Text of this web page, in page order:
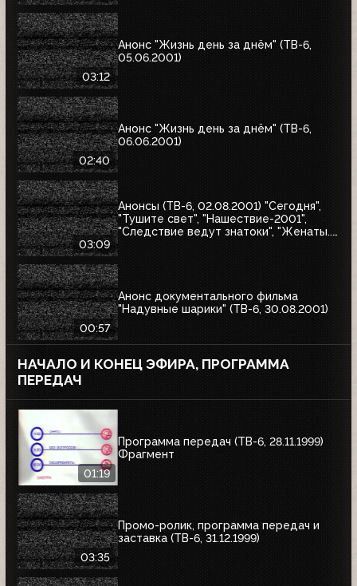
03:12
Анонс "Жизнь день за днём" (ТВ-6,
05.06.2001)
02:40
Анонс "Жизнь день за днём" (ТВ-6,
06.06.2001)
03:09
Анонсы (ТВ-6, 02.08.2001) "Сегодня",
"Тушите свет", "Нашествие-2001",
"Следствие ведут знатоки", "Женаты...
00:57
Анонс документального фильма
"Надувные шарики" (ТВ-6, 30.08.2001)
НАЧАЛО И КОНЕЦ ЭФИРА, ПРОГРАММА
ПЕРЕДАЧ
01:19
Программа передач (ТВ-6, 28.11.1999)
Фрагмент
03:35
Промо-ролик, программа передач и
заставка (ТВ-6, 31.12.1999)